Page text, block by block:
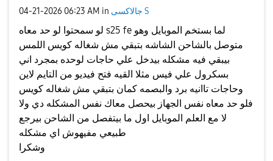
‎04-21-2026 06:23 AM in جالاكسى S
لو سمحتوا لو حد معاه s25 fe لما بستخم الموبايل وهو
متوصل بالشاحن الشاشه بتبقي مش شغاله كويس اللمس
بيبقي فيه مشكله بيدخل علي حاجات لوحده بمجرد اني
بسكرول علي فيس مثلا القيه فتح فيديو من التايم لاين
وحاجات تاانيه برد والبصمه كمان بتبقي مش شغاله كويس
فلو حد معاه نفس الجهاز بيحصل معاك نفس المشكله دي ولا
لا مع العلم الموبايل اول ما بيتفصل من الشاحن بيرجع
وشكرا